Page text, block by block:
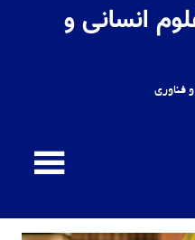
انسانی و
فناوری